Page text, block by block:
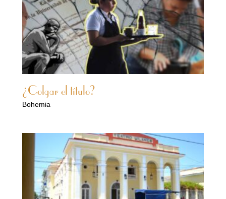
¿Colgar el título?
Bohemia